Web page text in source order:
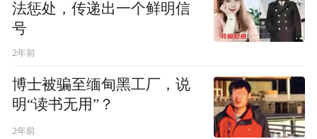
法惩处，传递出一个鲜明信
号
2年前
博士被骗至缅甸黑工厂，说
明“读书无用”？
2年前